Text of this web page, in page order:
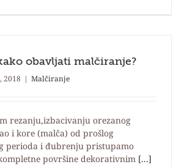
obavljati malčiranje?
2018 | Malčiranje
rezanju,izbacivanju orezanog
i kore (malča) od prošlog
perioda i đubrenju pristupamo
površine dekorativnim [...]